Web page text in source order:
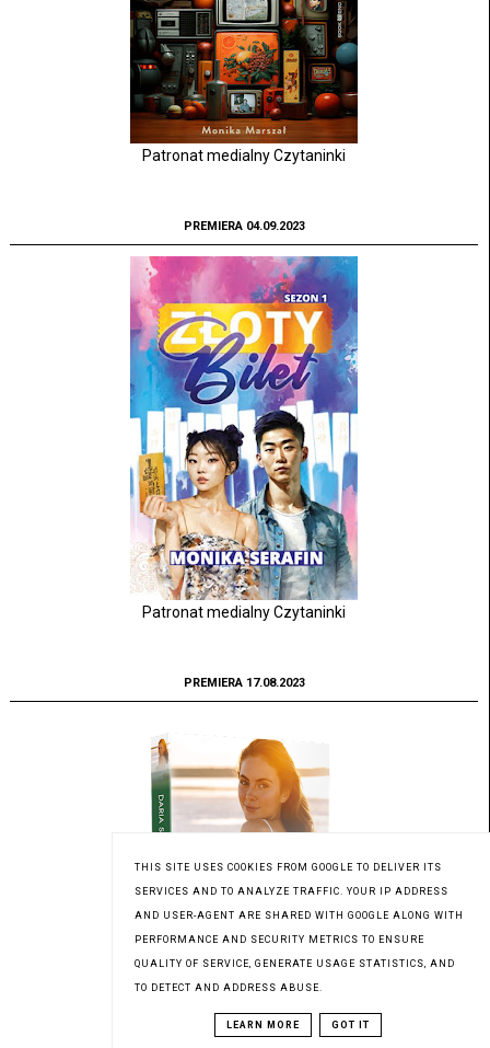
Patronat medialny Czytaninki
PREMIERA 04.09.2023
Patronat medialny Czytaninki
PREMIERA 17.08.2023
THIS SITE USES COOKIES FROM GOOGLE TO DELIVER ITS
SERVICES AND TO ANALYZE TRAFFIC. YOUR IP ADDRESS
AND USER-AGENT ARE SHARED WITH GOOGLE ALONG WITH
PERFORMANCE AND SECURITY METRICS TO ENSURE
QUALITY OF SERVICE, GENERATE USAGE STATISTICS, AND
TO DETECT AND ADDRESS ABUSE.
LEARN MORE GOT IT